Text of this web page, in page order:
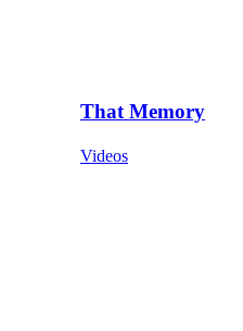
That Memory
Videos